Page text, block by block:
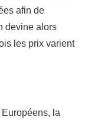
afin de
devine alors
les prix varient
la